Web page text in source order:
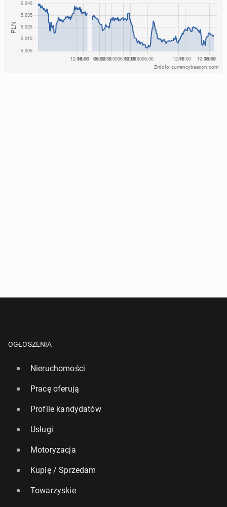
Źródło: currencybeacon.com
OGŁOSZENIA
Nieruchomości
Pracę oferują
Profile kandydatów
Usługi
Motoryzacja
Kupię / Sprzedam
Towarzyskie